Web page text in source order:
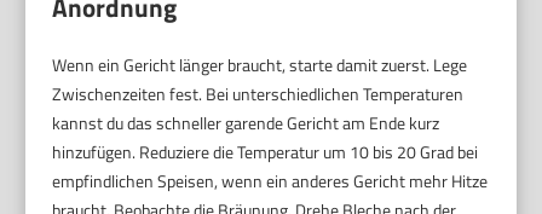
Wenn ein Gericht länger braucht, starte damit zuerst. Lege
Zwischenzeiten fest. Bei unterschiedlichen Temperaturen
kannst du das schneller garende Gericht am Ende kurz
hinzufügen. Reduziere die Temperatur um 10 bis 20 Grad bei
empfindlichen Speisen, wenn ein anderes Gericht mehr Hitze